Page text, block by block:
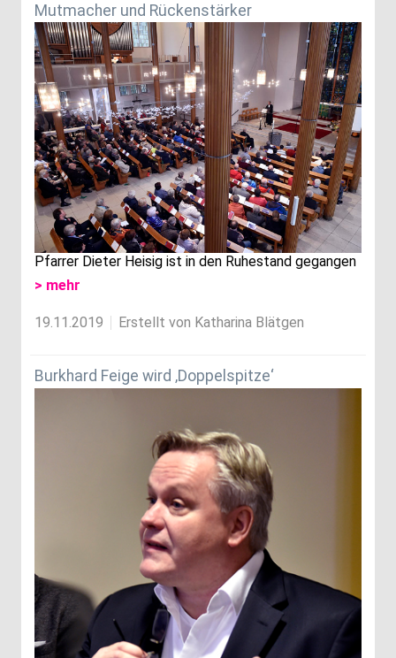
Mutmacher und Rückenstärker
Pfarrer Dieter Heisig ist in den Ruhestand gegangen
> mehr
19.11.2019 Erstellt von Katharina Blätgen
Burkhard Feige wird ‚Doppelspitze‘